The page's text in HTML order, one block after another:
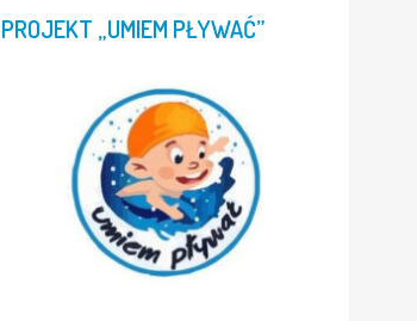
PROJEKT „UMIEM PŁYWAĆ”